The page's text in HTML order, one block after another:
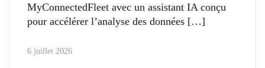
MyConnectedFleet avec un assistant IA conçu
pour accélérer l’analyse des données
6 juillet 2026